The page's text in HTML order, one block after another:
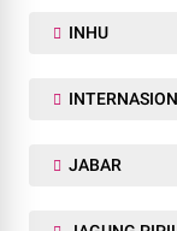
INHU
JABAR